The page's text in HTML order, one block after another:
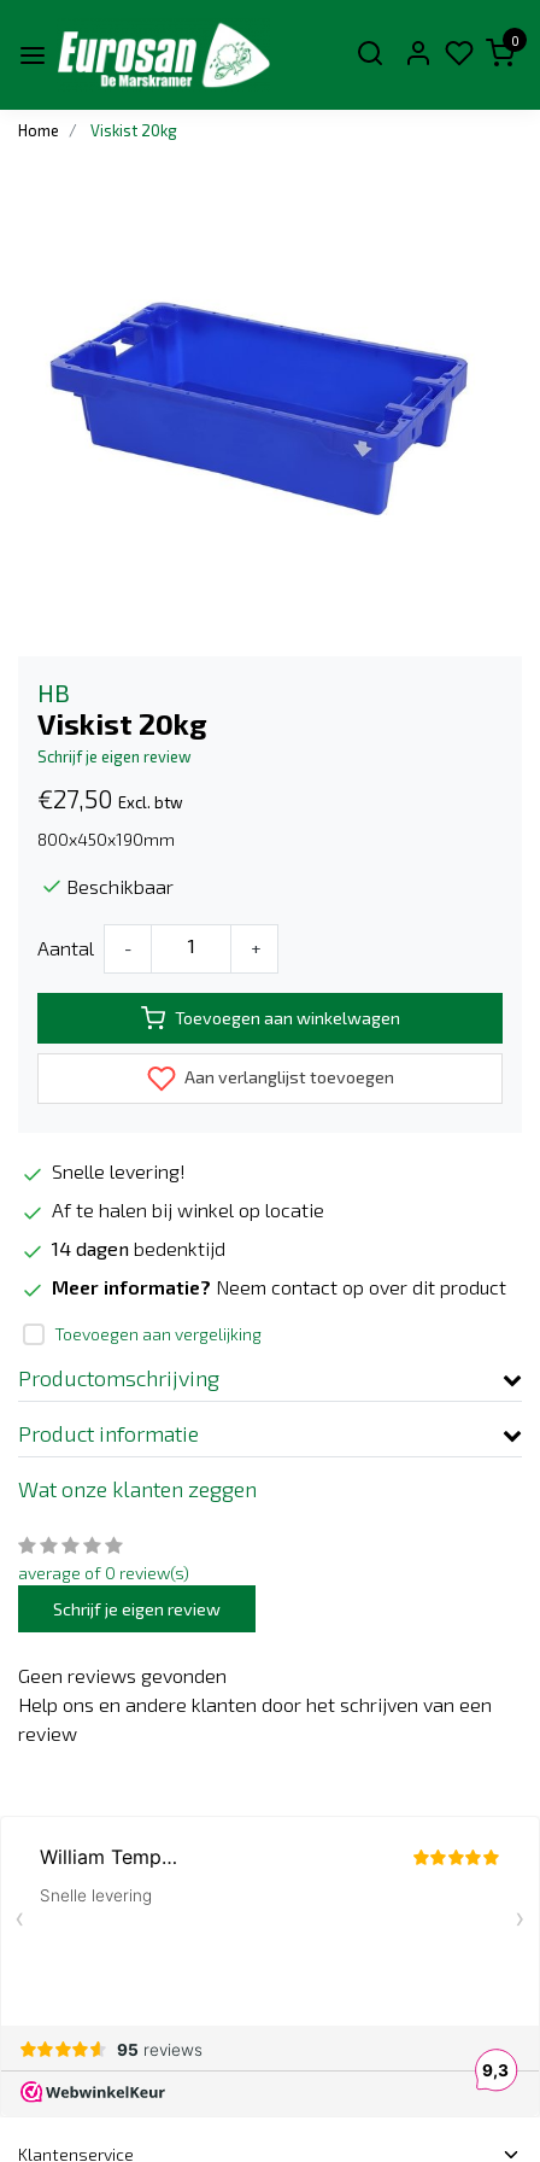
0
Home Viskist 20kg
HB
Viskist 20kg
Schrijf je eigen review
€27,50 Excl. btw
800x450x190mm
Beschikbaar
Aantal - +
Toevoegen aan winkelwagen
Aan verlanglijst toevoegen
Snelle levering!
Af te halen bij winkel op locatie
14 dagen bedenktijd
Meer informatie? Neem contact op over dit product
Toevoegen aan vergelijking
Productomschrijving
Product informatie
Wat onze klanten zeggen
average of 0 review(s)
Schrijf je eigen review
Geen reviews gevonden
Help ons en andere klanten door het schrijven van een
review
Klantenservice